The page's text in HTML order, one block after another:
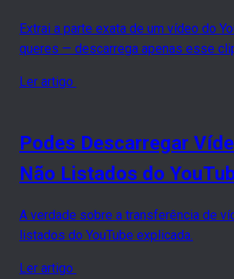
Extrai a parte exata de um vídeo do
queres — descarrega apenas esse
Ler artigo
Podes Descarregar
Não Listados do
A verdade sobre a transferência de
listados do YouTube explicada.
Ler artigo